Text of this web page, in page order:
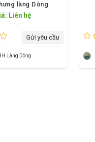
làng Dòng
Liên hệ
Gửi yêu cầu
Làng Dòng